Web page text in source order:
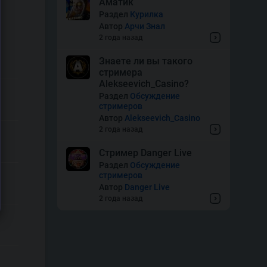
Раздел Курилка
Автор Арчи Знал
2 года назад
Знаете ли вы такого
стримера
Alekseevich_Casino?
Раздел Обсуждение
стримеров
Автор Alekseevich_Casino
2 года назад
Стример Danger Live
Раздел Обсуждение
стримеров
Автор Danger Live
2 года назад